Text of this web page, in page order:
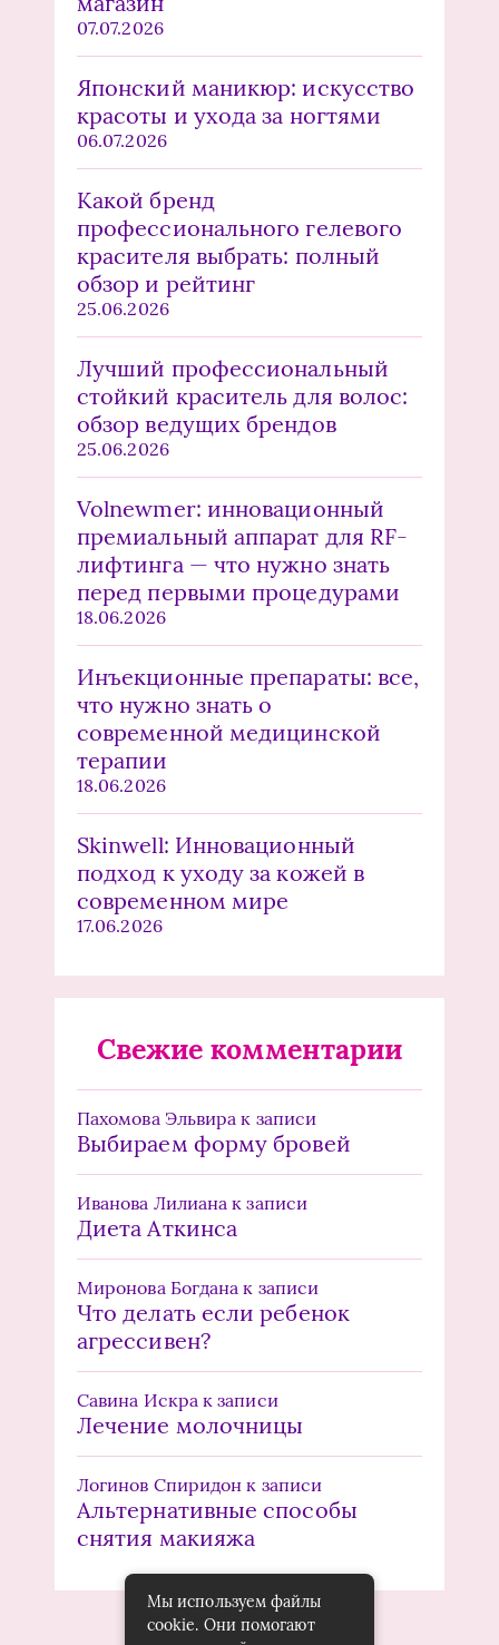
07.07.2026
Японский маникюр: искусство
красоты и ухода за ногтями
06.07.2026
Какой бренд
профессионального гелевого
красителя выбрать: полный
обзор и рейтинг
25.06.2026
Лучший профессиональный
стойкий краситель для волос:
обзор ведущих брендов
25.06.2026
Volnewmer: инновационный
премиальный аппарат для RF-
лифтинга — что нужно знать
перед первыми процедурами
18.06.2026
Инъекционные препараты: все,
что нужно знать о
современной медицинской
терапии
18.06.2026
Skinwell: Инновационный
подход к уходу за кожей в
современном мире
17.06.2026
Свежие комментарии
Пахомова Эльвира к записи
Выбираем форму бровей
Иванова Лилиана к записи
Диета Аткинса
Миронова Богдана к записи
Что делать если ребенок
агрессивен?
Савина Искра к записи
Лечение молочницы
Логинов Спиридон к записи
Альтернативные способы
снятия макияжа
Мы используем файлы
cookie. Они помогают